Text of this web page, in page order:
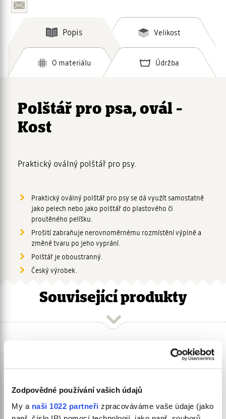
Zodpovědné používání vašich údajů
My a naši 1022 partneři zpracováváme vaše údaje (jako
Popis Velikost
O materiálu Údržba
Polštář pro psa, ovál -
Kost
Praktický oválný polštář pro psy.
Praktický oválný polštář pro psy se dá využít samostatně
jako pelech nebo jako polštář do plastového či
proutěného pelíšku.
Prošití zabraňuje nerovnoměrnému rozmístění výplně a
změně tvaru po jeho vyprání.
Polštář je oboustranný.
Český výrobek.
Související produkty